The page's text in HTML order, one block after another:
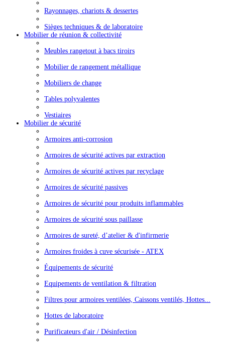
Rayonnages, chariots & dessertes
Sièges techniques & de laboratoire
Mobilier de réunion & collectivité
Meubles rangetout à bacs tiroirs
Mobilier de rangement métallique
Mobiliers de change
Tables polyvalentes
Vestiaires
Mobilier de sécurité
Armoires anti-corrosion
Armoires de sécurité actives par extraction
Armoires de sécurité actives par recyclage
Armoires de sécurité passives
Armoires de sécurité pour produits inflammables
Armoires de sécurité sous paillasse
Armoires de sureté, d’atelier & d'infirmerie
Armoires froides à cuve sécurisée - ATEX
Équipements de sécurité
Equipements de ventilation & filtration
Filtres pour armoires ventilées, Caissons ventilés, Hottes...
Hottes de laboratoire
Purificateurs d'air / Désinfection